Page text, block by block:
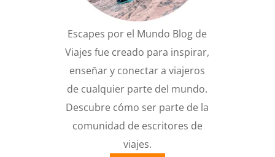
Escapes por el Mundo Blog de
Viajes fue creado para inspirar,
enseñar y conectar a viajeros
de cualquier parte del mundo.
Descubre cómo ser parte de la
comunidad de escritores de
viajes.